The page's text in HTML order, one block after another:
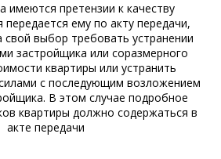
имеются претензии к качеству
ему по акту передачи,
свой выбор требовать устранении
застройщика или соразмерного
квартиры или устранить
с последующим возложением
В этом случае подробное
квартиры должно содержаться в
акте передачи